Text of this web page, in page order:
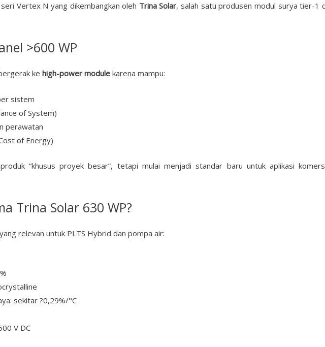
Vertex N yang dikembangkan oleh Trina Solar, salah satu produsen modul surya tier-1
>600 WP
kehigh-power module karena mampu:
sistem
of System)
perawatan
of Energy)
“khusus proyek besar”, tetapi mulai menjadi standar baru untuk aplikasi
Trina Solar 630 WP?
relevan untuk PLTS Hybrid dan pompa air:
sekitar ?0,29%/°C
V DC